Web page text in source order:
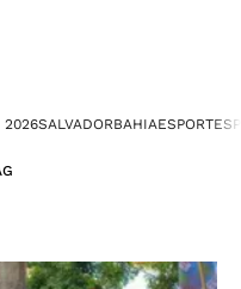
2026SALVADORBAHIAESPORTES